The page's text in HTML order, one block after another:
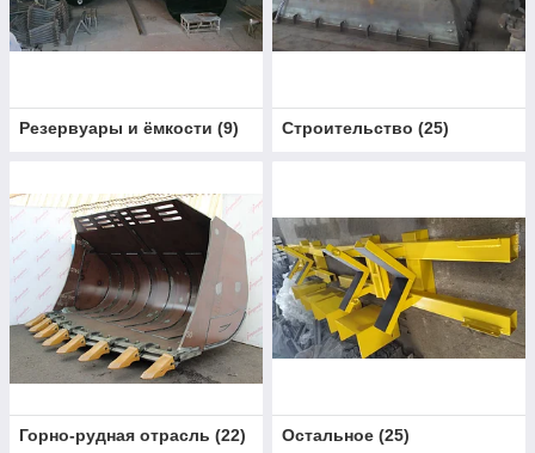
Резервуары и ёмкости (9) Строительство (25)
Горно-рудная отрасль (22) Остальное (25)